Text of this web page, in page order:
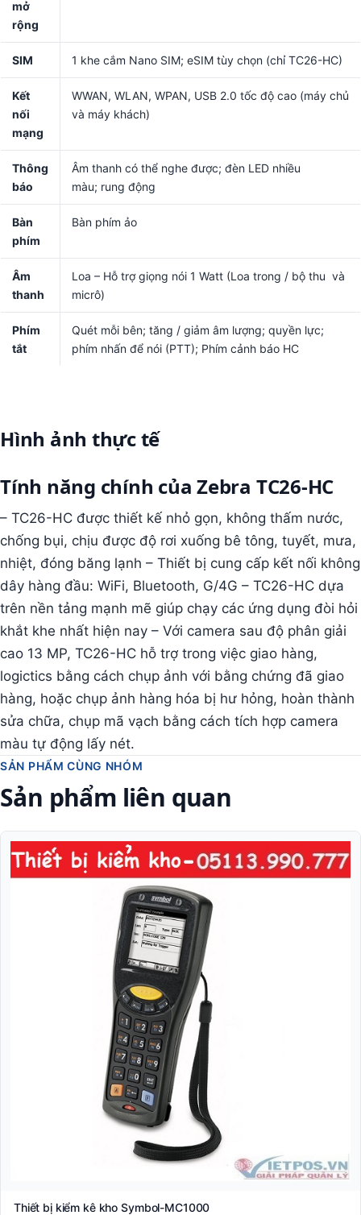
mở
rộng
SIM 1 khe cắm Nano SIM; eSIM tùy chọn (chỉ TC26-HC)
Kết
nối
mạng
WWAN, WLAN, WPAN, USB 2.0 tốc độ cao (máy chủ
và máy khách)
Thông
báo
Âm thanh có thể nghe được; đèn LED nhiều
màu; rung động
Bàn
phím
Bàn phím ảo
Âm
thanh
Loa – Hỗ trợ giọng nói 1 Watt (Loa trong / bộ thu và
micrô)
Phím
tắt
Quét mỗi bên; tăng / giảm âm lượng; quyền lực;
phím nhấn để nói (PTT); Phím cảnh báo HC
Hình ảnh thực tế
Tính năng chính của Zebra TC26-HC
– TC26-HC được thiết kế nhỏ gọn, không thấm nước,
chống bụi, chịu được độ rơi xuống bê tông, tuyết, mưa,
nhiệt, đóng băng lạnh – Thiết bị cung cấp kết nối không
dây hàng đầu: WiFi, Bluetooth, G/4G – TC26-HC dựa
trên nền tảng mạnh mẽ giúp chạy các ứng dụng đòi hỏi
khắt khe nhất hiện nay – Với camera sau độ phân giải
cao 13 MP, TC26-HC hỗ trợ trong việc giao hàng,
logictics bằng cách chụp ảnh với bằng chứng đã giao
hàng, hoặc chụp ảnh hàng hóa bị hư hỏng, hoàn thành
sửa chữa, chụp mã vạch bằng cách tích hợp camera
màu tự động lấy nét.
SẢN PHẨM CÙNG NHÓM
Sản phẩm liên quan
Thiết bị kiểm kê kho Symbol-MC1000